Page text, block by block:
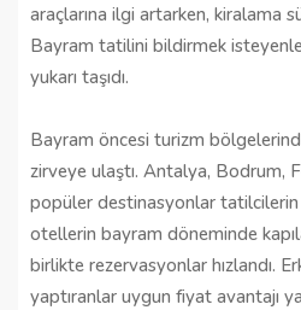
araçlarına ilgi artarken, kiralama
Bayram tatilini bildirmek
yukarı taşıdı.
Bayram öncesi turizm
zirveye ulaştı. Antalya, Bodrum,
popüler destinasyonlar
otellerin bayram döneminde
birlikte rezervasyonlar hızlandı.
yaptıranlar uygun fiyat avantajı